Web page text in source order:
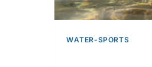
WATER-SPORTS